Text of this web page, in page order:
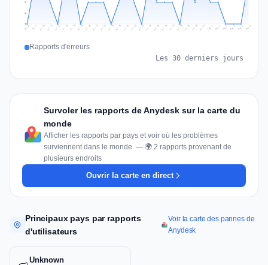
1
1
Jul 8 Jul 9 Jul 10 Jul 11 Jul 12 Jul 13 Jul 14 Jul 15 Jul 16 Jul 17 Jul 18 Jul 19 Jul 20 Jul 21 Jul 22 Jul 23 Jul 24 Jul 25 Jul 26 Jul 27 Jul 28 Jul 29 Jul 30 Jul 31 Aug 1 Aug 2 Aug 3 Aug 4 Aug 5 Aug 6
Rapports d'erreurs
Les 30 derniers jours
Survoler les rapports de Anydesk sur la carte du
monde
Afficher les rapports par pays et voir où les problèmes
surviennent dans le monde. — 🌍 2 rapports provenant de
plusieurs endroits
Ouvrir la carte en direct
Principaux pays par rapports
d'utilisateurs
Voir la carte des pannes de
Anydesk
Unknown